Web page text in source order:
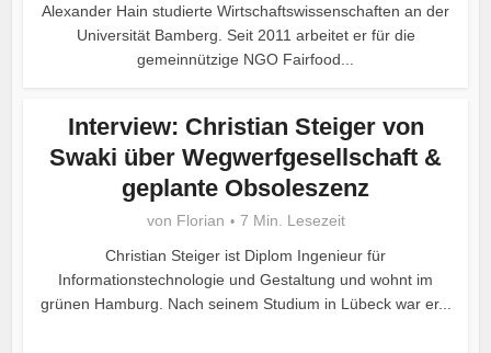
Alexander Hain studierte Wirtschaftswissenschaften an der
Universität Bamberg. Seit 2011 arbeitet er für die
gemeinnützige NGO Fairfood...
Interview: Christian Steiger von
Swaki über Wegwerfgesellschaft &
geplante Obsoleszenz
von Florian
7 Min. Lesezeit
Christian Steiger ist Diplom Ingenieur für
Informationstechnologie und Gestaltung und wohnt im
grünen Hamburg. Nach seinem Studium in Lübeck war er...